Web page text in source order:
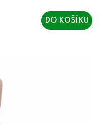
DO KOŠÍKU